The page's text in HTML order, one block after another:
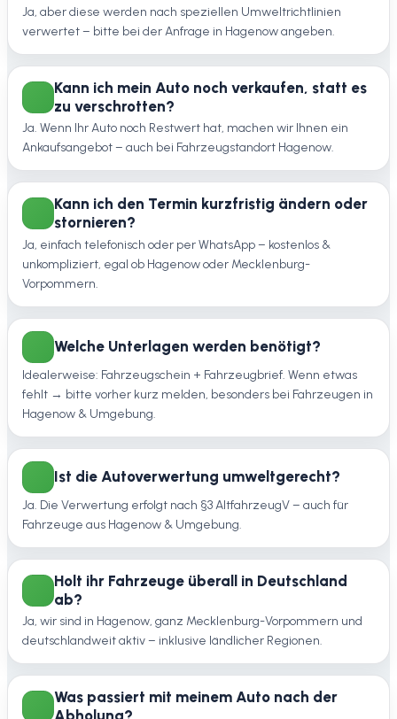
Ja, aber diese werden nach speziellen Umweltrichtlinien
verwertet – bitte bei der Anfrage in Hagenow angeben.
Kann ich mein Auto noch verkaufen, statt es
zu verschrotten?
Ja. Wenn Ihr Auto noch Restwert hat, machen wir Ihnen ein
Ankaufsangebot – auch bei Fahrzeugstandort Hagenow.
Kann ich den Termin kurzfristig ändern oder
stornieren?
Ja, einfach telefonisch oder per WhatsApp – kostenlos &
unkompliziert, egal ob Hagenow oder Mecklenburg-
Vorpommern.
Welche Unterlagen werden benötigt?
Idealerweise: Fahrzeugschein + Fahrzeugbrief. Wenn etwas
fehlt → bitte vorher kurz melden, besonders bei Fahrzeugen in
Hagenow & Umgebung.
Ist die Autoverwertung umweltgerecht?
Ja. Die Verwertung erfolgt nach §3 AltfahrzeugV – auch für
Fahrzeuge aus Hagenow & Umgebung.
Holt ihr Fahrzeuge überall in Deutschland
ab?
Ja, wir sind in Hagenow, ganz Mecklenburg-Vorpommern und
deutschlandweit aktiv – inklusive ländlicher Regionen.
Was passiert mit meinem Auto nach der